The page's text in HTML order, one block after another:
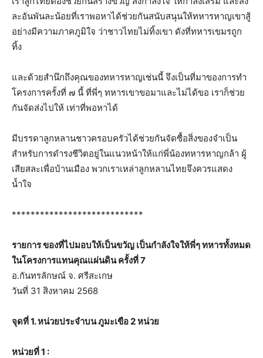
ละอันพันละน้อยที่เราพอหาได้ช่วยกันสนับสนุนให้ทหารหาญเขาสู้
อย่างมีความภาคภูมิใจ ว่าชาวไทยไม่ทิ้งเขา ดังที่ทหารเขมรถูก
ทิ้ง
และด้วยสำนึกถึงคุณของทหารหาญเช่นนี้ จึงเป็นที่มาของการทำ
โครงการครั้งที่ ๗ นี้ ที่พี่ๆ ทหารเขาขอมาและไม่ได้ขอ เราก็ช่วย
กันจัดส่งไปให้ เท่าที่พอหาได้
มีบรรดาลูกหลานชาวครอบครัวได้ช่วยกันจัดซื้อสิ่งของจำเป็น
สำหรับการดำรงชีวิตอยู่ในแนวหน้าให้แก่พี่น้องทหารหาญกล้า ผู้
เสียสละเพื่อบ้านเมือง พวกเราเหล่าลูกหลานไทยจึงควรแสดง
น้ำใจ
****************************
รายการ ของที่ไปมอบให้เป็นขวัญ เป็นกำลังใจให้พี่ๆ ทหารทั้งหมด
ในโครงการแทนคุณแผ่นดิน ครั้งที่ 7
อ.กันทรลักษณ์ จ. ศรีสะเกษ
วันที่ 31 สิงหาคม 2568
จุดที่ 1. หน่วยประจำบน ภูมะเขือ 2 หน่วย
หน่วยที่ 1 :